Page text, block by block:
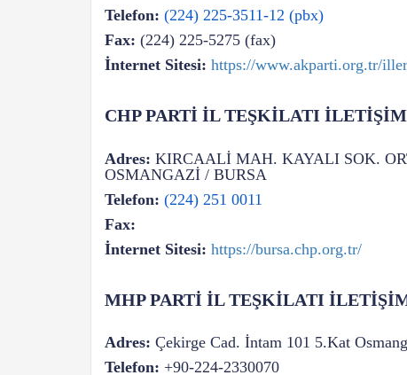
Telefon: (224) 225-3511-12 (pbx)
Fax: (224) 225-5275 (fax)
İnternet Sitesi: https://www.akparti.org.tr/
CHP PARTİ İL TEŞKİLATI
Adres: KIRCAALİ MAH. KAYALI SOK.
OSMANGAZİ / BURSA
Telefon: (224) 251 0011
Fax:
İnternet Sitesi: https://bursa.chp.org.tr/
MHP PARTİ İL TEŞKİLATI
Adres: Çekirge Cad. İntam 101 5.Kat
Telefon: +90-224-2330070